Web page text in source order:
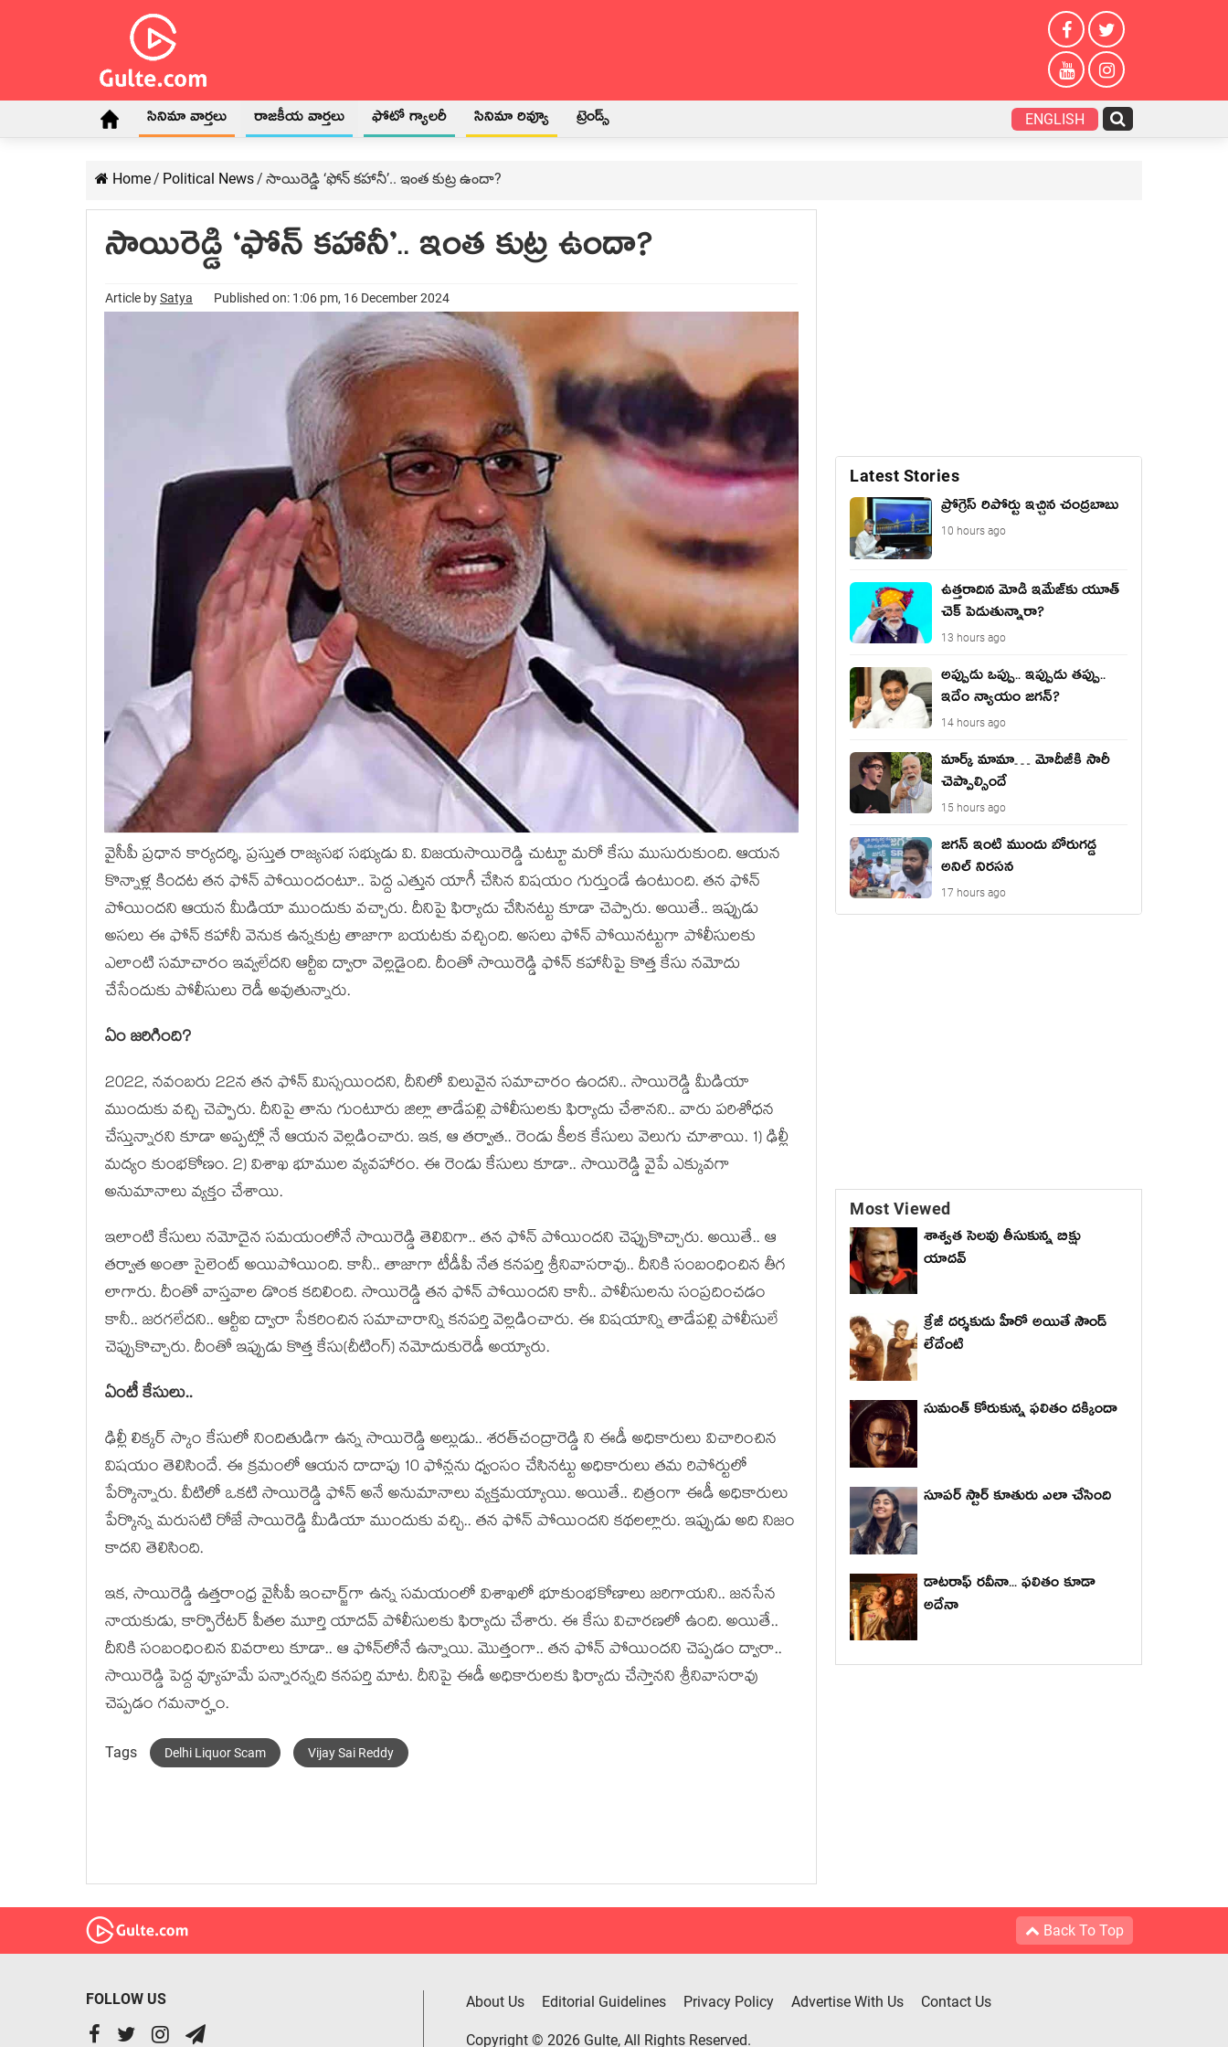
సినిమా వార్తలు రాజకీయ వార్తలు ఫోటో గ్యాలరీ సినిమా రివ్యూ ట్రెండ్స్ ENGLISH
Home/ Political News/ సాయిరెడ్డి ‘ఫోన్ క‌హానీ’.. ఇంత కుట్ర ఉందా?
సాయిరెడ్డి ‘ఫోన్ క‌హానీ’.. ఇంత కుట్ర ఉందా?
Article bySatya Published on: 1:06 pm, 16 December 2024
వైసీపీ ప్ర‌ధాన కార్య‌ద‌ర్శి, ప్ర‌స్తుత రాజ్య‌స‌భ స‌భ్యుడు వి. విజ‌య‌సాయిరెడ్డి చుట్టూ మ‌రో కేసు ముసురుకుంది. ఆయ‌న
కొన్నాళ్ల కిందట త‌న ఫోన్ పోయిందంటూ.. పెద్ద ఎత్తున యాగీ చేసిన విష‌యం గుర్తుండే ఉంటుంది. త‌న ఫోన్
పోయింద‌ని ఆయ‌న మీడియా ముందుకు వ‌చ్చారు. దీనిపై ఫిర్యాదు చేసిన‌ట్టు కూడా చెప్పారు. అయితే.. ఇప్పుడు
అస‌లు ఈ ఫోన్ క‌హానీ వెనుక ఉన్నకుట్ర తాజాగా బ‌య‌ట‌కు వ‌చ్చింది. అస‌లు ఫోన్ పోయిన‌ట్టుగా పోలీసుల‌కు
ఎలాంటి స‌మాచారం ఇవ్వ‌లేద‌ని ఆర్టీఐ ద్వారా వెల్ల‌డైంది. దీంతో సాయిరెడ్డి ఫోన్ క‌హానీపై కొత్త కేసు న‌మోదు
చేసేందుకు పోలీసులు రెడీ అవుతున్నారు.
ఏం జ‌రిగింది?
2022, నవంబరు 22న త‌న ఫోన్ మిస్స‌యింద‌ని, దీనిలో విలువైన స‌మాచారం ఉంద‌ని.. సాయిరెడ్డి మీడియా
ముందుకు వ‌చ్చి చెప్పారు. దీనిపై తాను గుంటూరు జిల్లా తాడేప‌ల్లి పోలీసుల‌కు ఫిర్యాదు చేశాన‌ని.. వారు ప‌రిశోధ‌న
చేస్తున్నార‌ని కూడా అప్ప‌ట్లో నే ఆయ‌న వెల్ల‌డించారు. ఇక‌, ఆ త‌ర్వాత‌.. రెండు కీల‌క కేసులు వెలుగు చూశాయి. 1) ఢిల్లీ
మ‌ద్యం కుంభ‌కోణం. 2) విశాఖ భూముల వ్య‌వ‌హారం. ఈ రెండు కేసులు కూడా.. సాయిరెడ్డి వైపే ఎక్కువ‌గా
అనుమానాలు వ్య‌క్తం చేశాయి.
ఇలాంటి కేసులు న‌మోదైన స‌మ‌యంలోనే సాయిరెడ్డి తెలివిగా.. త‌న ఫోన్ పోయింద‌ని చెప్పుకొచ్చారు. అయితే.. ఆ
త‌ర్వాత అంతా సైలెంట్ అయిపోయింది. కానీ.. తాజాగా టీడీపీ నేత క‌న‌ప‌ర్తి శ్రీనివాస‌రావు.. దీనికి సంబంధించిన తీగ
లాగారు. దీంతో వాస్త‌వాల డొంక క‌దిలింది. సాయిరెడ్డి త‌న ఫోన్ పోయింద‌ని కానీ.. పోలీసుల‌ను సంప్ర‌దించ‌డం
కానీ.. జ‌ర‌గ‌లేద‌ని.. ఆర్టీఐ ద్వారా సేక‌రించిన స‌మాచారాన్ని క‌న‌ప‌ర్తి వెల్ల‌డించారు. ఈ విష‌యాన్ని తాడేప‌ల్లి పోలీసులే
చెప్పుకొచ్చారు. దీంతో ఇప్పుడు కొత్త కేసు(చీటింగ్‌) న‌మోదుకురెడీ అయ్యారు.
ఏంటీ కేసులు..
ఢిల్లీ లిక్క‌ర్ స్కాం కేసులో నిందితుడిగా ఉన్న సాయిరెడ్డి అల్లుడు.. శ‌ర‌త్‌చంద్రారెడ్డి ని ఈడీ అధికారులు విచారించిన
విష‌యం తెలిసిందే. ఈ క్ర‌మంలో ఆయ‌న దాదాపు 10 ఫోన్ల‌ను ధ్వంసం చేసిన‌ట్టు అధికారులు త‌మ రిపోర్టులో
పేర్కొన్నారు. వీటిలో ఒక‌టి సాయిరెడ్డి ఫోన్ అనే అనుమానాలు వ్య‌క్త‌మ‌య్యాయి. అయితే.. చిత్రంగా ఈడీ అధికారులు
పేర్కొన్న మ‌రుస‌టి రోజే సాయిరెడ్డి మీడియా ముందుకు వ‌చ్చి.. త‌న ఫోన్ పోయింద‌ని క‌థ‌ల‌ల్లారు. ఇప్పుడు అది నిజం
కాద‌ని తెలిసింది.
ఇక‌, సాయిరెడ్డి ఉత్త‌రాంధ్ర వైసీపీ ఇంచార్జ్‌గా ఉన్న స‌మ‌యంలో విశాఖలో భూకుంభకోణాలు జ‌రిగాయ‌ని.. జ‌న‌సేన
నాయ‌కుడు, కార్పొరేట‌ర్ పీతల మూర్తి యాద‌వ్ పోలీసుల‌కు ఫిర్యాదు చేశారు. ఈ కేసు విచార‌ణలో ఉంది. అయితే..
దీనికి సంబంధించిన వివ‌రాలు కూడా.. ఆ ఫోన్‌లోనే ఉన్నాయి. మొత్తంగా.. త‌న ఫోన్ పోయింద‌ని చెప్ప‌డం ద్వారా..
సాయిరెడ్డి పెద్ద వ్యూహ‌మే ప‌న్నార‌న్న‌ది క‌న‌ప‌ర్తి మాట‌. దీనిపై ఈడీ అధికారుల‌కు ఫిర్యాదు చేస్తాన‌ని శ్రీనివాస‌రావు
చెప్ప‌డం గ‌మ‌నార్హం.
Tags Delhi Liquor Scam Vijay Sai Reddy
Latest Stories
ప్రోగ్రెస్ రిపోర్టు ఇచ్చిన చంద్ర‌బాబు
10 hours ago
ఉత్త‌రాదిన మోడీ ఇమేజ్‌కు యూత్
చెక్ పెడుతున్నారా?
13 hours ago
అప్పుడు ఒప్పు.. ఇప్పుడు తప్పు..
ఇదేం న్యాయం జగన్?
14 hours ago
మార్క్ మామా… మోదీజీకి సారీ
చెప్పాల్సిందే
15 hours ago
జగన్ ఇంటి ముందు బోరుగడ్డ
అనిల్ నిరసన
17 hours ago
Most Viewed
శాశ్వత సెలవు తీసుకున్న బిక్షు
యాదవ్
క్రేజీ దర్శకుడు హీరో అయితే సౌండ్
లేదేంటి
సుమంత్ కోరుకున్న ఫలితం దక్కిందా
సూపర్ స్టార్ కూతురు ఎలా చేసింది
డాటరాఫ్ రవీనా... ఫలితం కూడా
అదేనా
Back To Top
FOLLOW US About Us Editorial Guidelines Privacy Policy Advertise With Us Contact Us
Copyright © 2026 Gulte, All Rights Reserved.